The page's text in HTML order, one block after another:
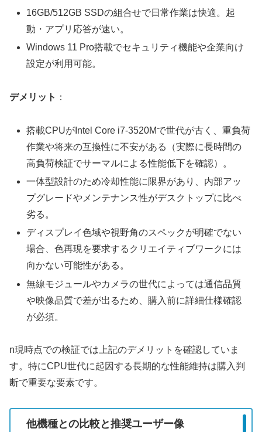
16GB/512GB SSDの組合せで日常作業は快適。起
動・アプリ応答が速い。
Windows 11 Pro搭載でセキュリティ機能や企業向け
設定が利用可能。
デメリット ：
搭載CPUがIntel Core i7-3520Mで世代が古く、重負荷
作業や将来の互換性に不安がある（実際に長時間の
高負荷検証でサーマルによる性能低下を確認）。
一体型設計のため冷却性能に限界があり、内部アッ
プグレードやメンテナンス性がデスクトップに比べ
劣る。
ディスプレイ色域や視野角のスペックが明確でない
場合、色再現を要求するクリエイティブワークには
向かない可能性がある。
無線モジュールやカメラの世代によっては通信品質
や映像品質で差が出るため、購入前に詳細仕様確認
が必須。
n現時点での検証では上記のデメリットを確認していま
す。特にCPU世代に起因する長期的な性能維持は購入判
断で重要な要素です。
他機種との比較と推奨ユーザー像